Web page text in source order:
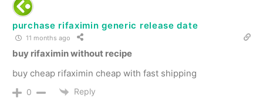
purchase rifaximin generic release date
11 months ago
buy rifaximin without recipe
buy cheap rifaximin cheap with fast shipping
0 Reply